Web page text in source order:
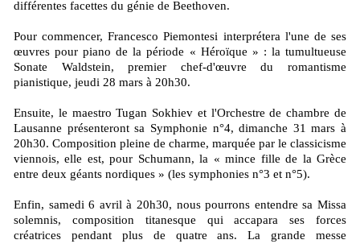
différentes facettes du génie de Beethoven.
Pour commencer, Francesco Piemontesi interprétera l'une de ses
œuvres pour piano de la période « Héroïque » : la tumultueuse
Sonate Waldstein, premier chef-d'œuvre du romantisme
pianistique, jeudi 28 mars à 20h30.
Ensuite, le maestro Tugan Sokhiev et l'Orchestre de chambre de
Lausanne présenteront sa Symphonie n°4, dimanche 31 mars à
20h30. Composition pleine de charme, marquée par le classicisme
viennois, elle est, pour Schumann, la « mince fille de la Grèce
entre deux géants nordiques » (les symphonies n°3 et n°5).
Enfin, samedi 6 avril à 20h30, nous pourrons entendre sa Missa
solemnis, composition titanesque qui accapara ses forces
créatrices pendant plus de quatre ans. La grande messe